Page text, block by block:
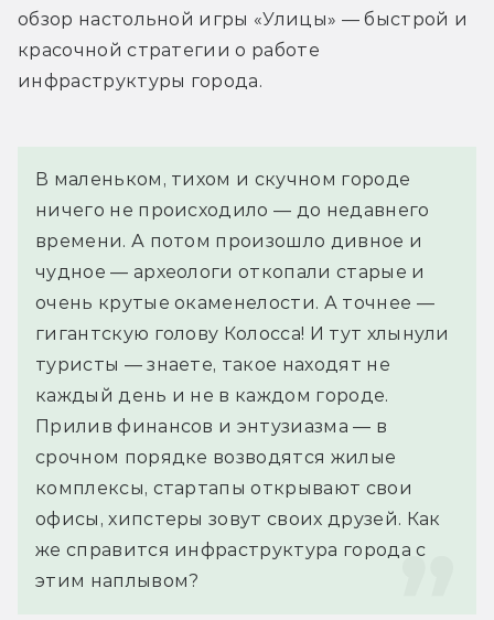
обзор настольной игры «Улицы» — быстрой и
красочной стратегии о работе
инфраструктуры города.
В маленьком, тихом и скучном городе
ничего не происходило — до недавнего
времени. А потом произошло дивное и
чудное — археологи откопали старые и
очень крутые окаменелости. А точнее —
гигантскую голову Колосса! И тут хлынули
туристы — знаете, такое находят не
каждый день и не в каждом городе.
Прилив финансов и энтузиазма — в
срочном порядке возводятся жилые
комплексы, стартапы открывают свои
офисы, хипстеры зовут своих друзей. Как
же справится инфраструктура города с
этим наплывом?